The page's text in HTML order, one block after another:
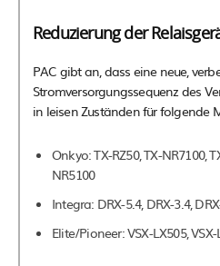
Reduzierung der
PAC gibt an, dass eine neue,
Stromversorgungssequenz des
in leisen Zuständen für folgende
Onkyo: TX-RZ50, TX-NR7100,
NR5100
Integra: DRX-5.4, DRX-3.4,
Elite/Pioneer: VSX-LX505,